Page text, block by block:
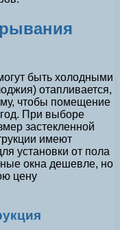
быть холодными
отапливается,
чтобы помещение
При выборе
застекленной
имеют
установки от пола
окна дешевле, но
цену